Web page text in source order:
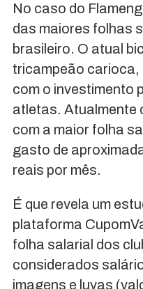
No caso do
das maiores folhas
brasileiro. O atual
tricampeão
com o investimento
atletas. Atualmente
com a maior folha
gasto de
reais por mês.
É que revela um
plataforma
folha salarial dos
considerados
imagens e luvas